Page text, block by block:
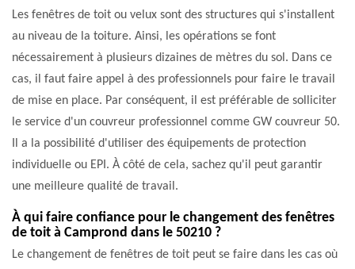
Les fenêtres de toit ou velux sont des structures qui s'installent
au niveau de la toiture. Ainsi, les opérations se font
nécessairement à plusieurs dizaines de mètres du sol. Dans ce
cas, il faut faire appel à des professionnels pour faire le travail
de mise en place. Par conséquent, il est préférable de solliciter
le service d'un couvreur professionnel comme GW couvreur 50.
Il a la possibilité d'utiliser des équipements de protection
individuelle ou EPI. À côté de cela, sachez qu'il peut garantir
une meilleure qualité de travail.
À qui faire confiance pour le changement des fenêtres
de toit à Camprond dans le 50210 ?
Le changement de fenêtres de toit peut se faire dans les cas où